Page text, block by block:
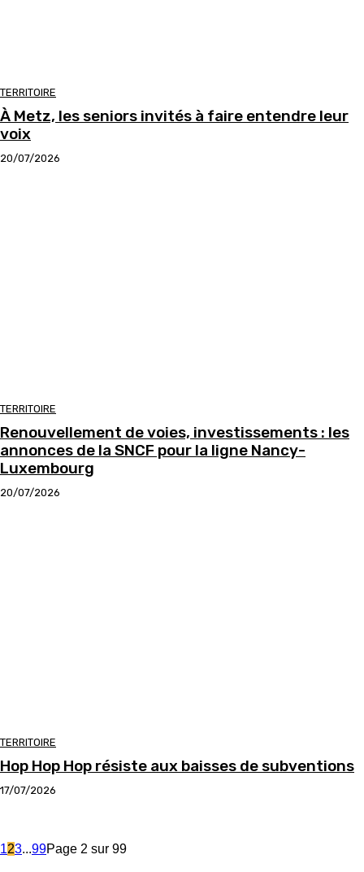
TERRITOIRE
À Metz, les seniors invités à faire entendre leur
voix
20/07/2026
TERRITOIRE
Renouvellement de voies, investissements : les
annonces de la SNCF pour la ligne Nancy-
Luxembourg
20/07/2026
TERRITOIRE
Hop Hop Hop résiste aux baisses de subventions
17/07/2026
123...99Page 2 sur 99